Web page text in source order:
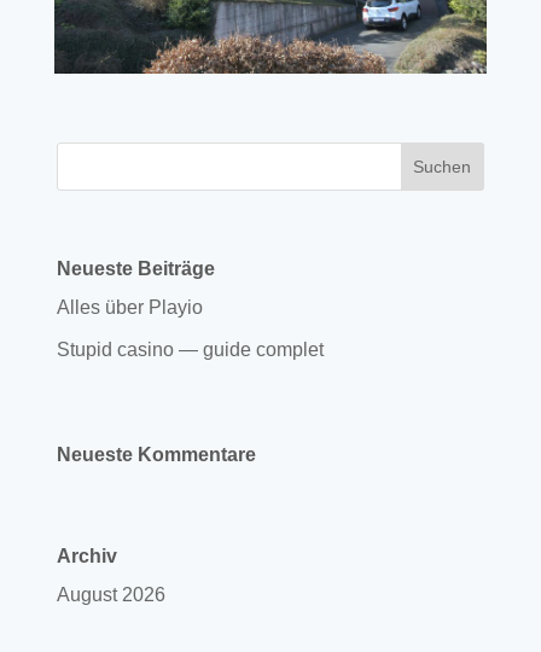
Neueste Beiträge
Alles über Playio
Stupid casino — guide complet
Neueste Kommentare
Archiv
August 2026